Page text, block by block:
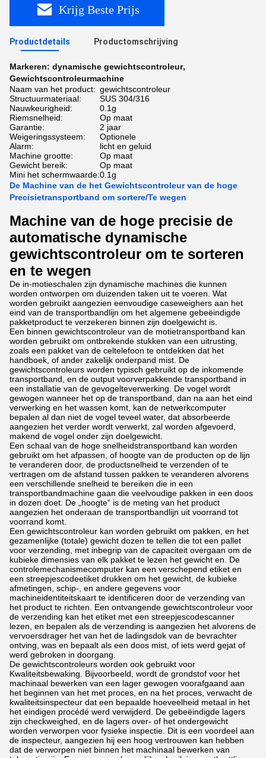
Krijg Beste Prijs
Productdetails Productomschrijving
Markeren: dynamische gewichtscontroleur,
Gewichtscontroleurmachine
Naam van het product: gewichtscontroleur
Structuurmateriaal:
SUS 304/316
Nauwkeurigheid:
0.1g
Riemsnelheid:
Op maat
Garantie:
2 jaar
Weigeringssysteem:
Optionele
Alarm:
licht en geluid
Machine grootte:
Op maat
Gewicht bereik:
Op maat
Mini het schermwaarde:0.1g
De Machine van de het Gewichtscontroleur van de hoge
Precisietransportband om sortere/Te wegen
Machine van de hoge precisie de
automatische dynamische
gewichtscontroleur om te sorteren
en te wegen
De in-motieschalen zijn dynamische machines die kunnen
worden ontworpen om duizenden taken uit te voeren. Wat
worden gebruikt aangezien eenvoudige caseweighers aan het
eind van de transportbandlijn om het algemene gebeëindigde
pakketproduct te verzekeren binnen zijn doelgewicht is.
Een binnen gewichtscontroleur van de motietransportband kan
worden gebruikt om ontbrekende stukken van een uitrusting,
zoals een pakket van de celtelefoon te ontdekken dat het
handboek, of ander zakelijk onderpand mist. De
gewichtscontroleurs worden typisch gebruikt op de inkomende
transportband, en de output voorverpakkende transportband in
een installatie van de gevogelteverwerking. De vogel wordt
gewogen wanneer het op de transportband, dan na aan het eind
verwerking en het wassen komt, kan de netwerkcomputer
bepalen al dan niet de vogel teveel water, dat absorbeerde
aangezien het verder wordt verwerkt, zal worden afgevoerd,
makend de vogel onder zijn doelgewicht.
Een schaal van de hoge snelheidstransportband kan worden
gebruikt om het afpassen, of hoogte van de producten op de lijn
te veranderen door, de productsnelheid te verzenden of te
vertragen om de afstand tussen pakken te veranderen alvorens
een verschillende snelheid te bereiken die in een
transportbandmachine gaan die veelvoudige pakken in een doos
in dozen doet. De „hoogte“ is de meting van het product
aangezien het onderaan de transportbandlijn uit voorrand tot
voorrand komt.
Een gewichtscontroleur kan worden gebruikt om pakken, en het
gezamenlijke (totale) gewicht dozen te tellen die tot een pallet
voor verzending, met inbegrip van de capaciteit overgaan om de
kubieke dimensies van elk pakket te lezen het gewicht en. De
controlemechanismecomputer kan een verschepend etiket en
een streepjescodeetiket drukken om het gewicht, de kubieke
afmetingen, schip-, en andere gegevens voor
machineidentiteitskaart te identificeren door de verzending van
het product te richten. Een ontvangende gewichtscontroleur voor
de verzending kan het etiket met een streepjescodescanner
lezen, en bepalen als de verzending is aangezien het alvorens de
vervoersdrager het van het de ladingsdok van de bevrachter
ontving, was en bepaalt als een doos mist, of iets werd gejat of
werd gebroken in doorgang.
De gewichtscontroleurs worden ook gebruikt voor
Kwaliteitsbewaking. Bijvoorbeeld, wordt de grondstof voor het
machinaal bewerken van een lager gewogen voorafgaand aan
het beginnen van het met proces, en na het proces, verwacht de
kwaliteitsinspecteur dat een bepaalde hoeveelheid metaal in het
het eindigen procédé werd verwijderd. De gebeëindigde lagers
zijn checkweighed, en de lagers over- of het ondergewicht
worden verworpen voor fysieke inspectie. Dit is een voordeel aan
de inspecteur, aangezien hij een hoog vertrouwen kan hebben
dat de verworpen niet binnen het machinaal bewerken van